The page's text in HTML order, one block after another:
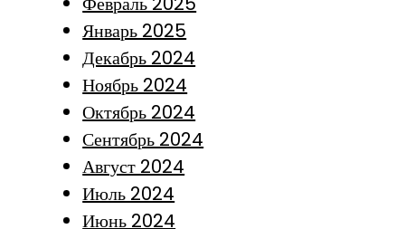
Январь 2025
Декабрь 2024
Ноябрь 2024
Октябрь 2024
Сентябрь 2024
Август 2024
Июль 2024
Июнь 2024